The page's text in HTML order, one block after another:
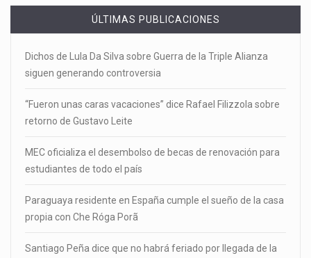
ÚLTIMAS PUBLICACIONES
Dichos de Lula Da Silva sobre Guerra de la Triple Alianza
siguen generando controversia
“Fueron unas caras vacaciones” dice Rafael Filizzola sobre
retorno de Gustavo Leite
MEC oficializa el desembolso de becas de renovación para
estudiantes de todo el país
Paraguaya residente en España cumple el sueño de la casa
propia con Che Róga Porã
Santiago Peña dice que no habrá feriado por llegada de la